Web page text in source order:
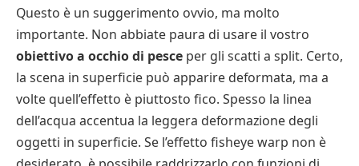
Questo è un suggerimento ovvio, ma molto
importante. Non abbiate paura di usare il vostro
obiettivo a occhio di pesce per gli scatti a split. Certo,
la scena in superficie può apparire deformata, ma a
volte quell’effetto è piuttosto fico. Spesso la linea
dell’acqua accentua la leggera deformazione degli
oggetti in superficie. Se l’effetto fisheye warp non è